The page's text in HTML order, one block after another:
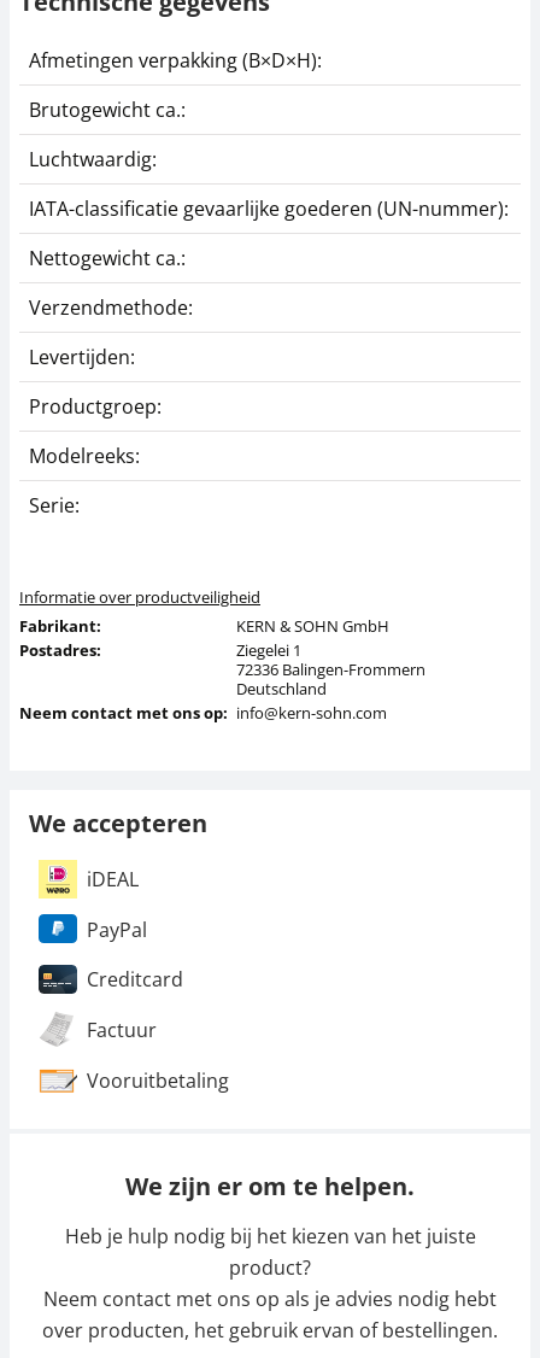
Afmetingen verpakking (B×D×H):
Brutogewicht ca.:
Luchtwaardig:
IATA-classificatie gevaarlijke goederen (UN-nummer):
Nettogewicht ca.:
Verzendmethode:
Levertijden:
Productgroep:
Modelreeks:
Serie:
Informatie over productveiligheid
Fabrikant:
KERN & SOHN GmbH
Postadres:
Ziegelei 1
72336 Balingen-Frommern
Deutschland
Neem contact met ons op: info@kern-sohn.com
We accepteren
iDEAL
PayPal
Creditcard
Factuur
Vooruitbetaling
We zijn er om te helpen.
Heb je hulp nodig bij het kiezen van het juiste
product?
Neem contact met ons op als je advies nodig hebt
over producten, het gebruik ervan of bestellingen.